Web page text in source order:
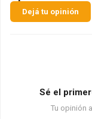
Dejá tu opinión
Sé el
Tu opinión